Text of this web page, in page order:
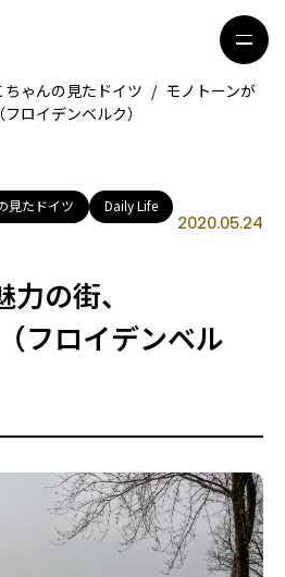
グルメ
ちゃんの見たドイツ / モノトーンが
ロイデンベルク）
見たドイツ
Daily Life
2020.05.24
の街、
フロイデンベル